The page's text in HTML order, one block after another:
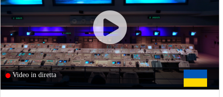
Video in diretta